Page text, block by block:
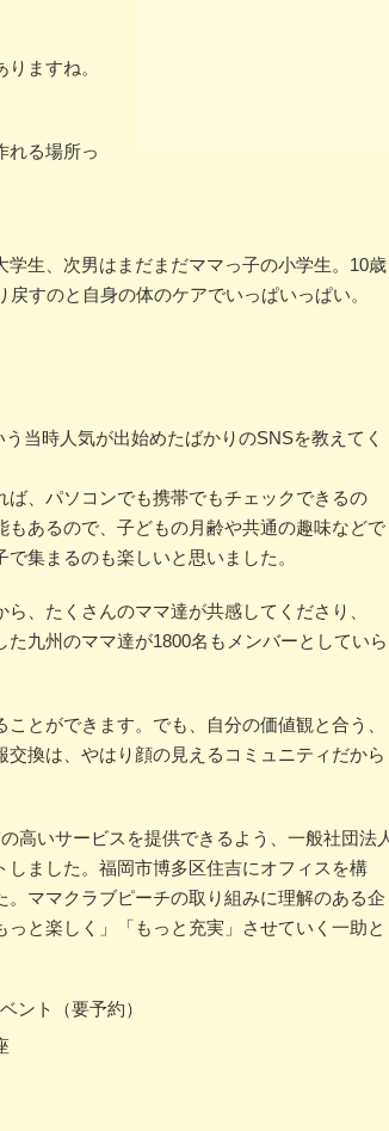
ますね。
れる場所っ
生、次男はまだまだママっ子の小学生。10歳
すのと自身の体のケアでいっぱいっぱい。
当時人気が出始めたばかりのSNSを教えてく
、パソコンでも携帯でもチェックできるの
あるので、子どもの月齢や共通の趣味などで
集まるのも楽しいと思いました。
、たくさんのママ達が共感してくださり、
九州のママ達が1800名もメンバーとしていら
とができます。でも、自分の価値観と合う、
換は、やはり顔の見えるコミュニティだから
高いサービスを提供できるよう、一般社団法
ました。福岡市博多区住吉にオフィスを構
ママクラブピーチの取り組みに理解のある企
と楽しく」「もっと充実」させていく一助と
ント（要予約）